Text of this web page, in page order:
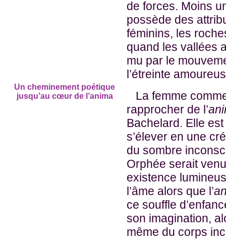
Un cheminement poétique
jusqu’au cœur de l’anima
de forces. Moins
possède des
féminins, les
quand les vallées
mu par le
l’étreinte
La femme
rapprocher de l’
Bachelard. Elle est
s’élever en une
du sombre
Orphée serait
existence
l’âme alors que l’
ce souffle
son imagination,
même du corps